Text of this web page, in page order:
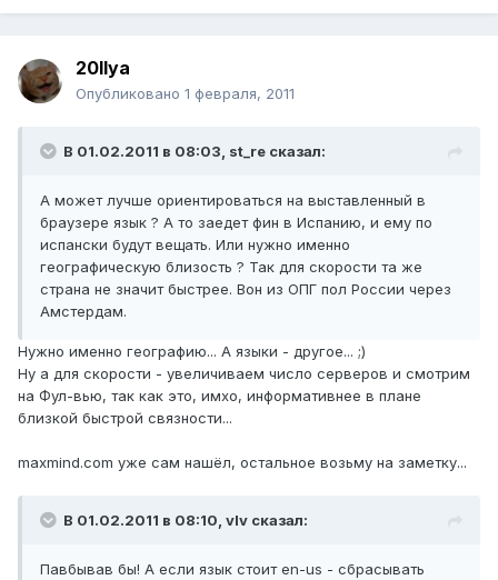
20Ilya
Опубликовано 1 февраля, 2011
В 01.02.2011 в 08:03, st_re сказал:
А может лучше ориентироваться на выставленный в
браузере язык ? А то заедет фин в Испанию, и ему по
испански будут вещать. Или нужно именно
географическую близость ? Так для скорости та же
страна не значит быстрее. Вон из ОПГ пол России через
Амстердам.
Нужно именно географию... А языки - другое... ;)
Ну а для скорости - увеличиваем число серверов и смотрим
на Фул-вью, так как это, имхо, информативнее в плане
близкой быстрой связности...
maxmind.com уже сам нашёл, остальное возьму на заметку...
В 01.02.2011 в 08:10, vIv сказал:
Павбывав бы! А если язык стоит en-us - сбрасывать